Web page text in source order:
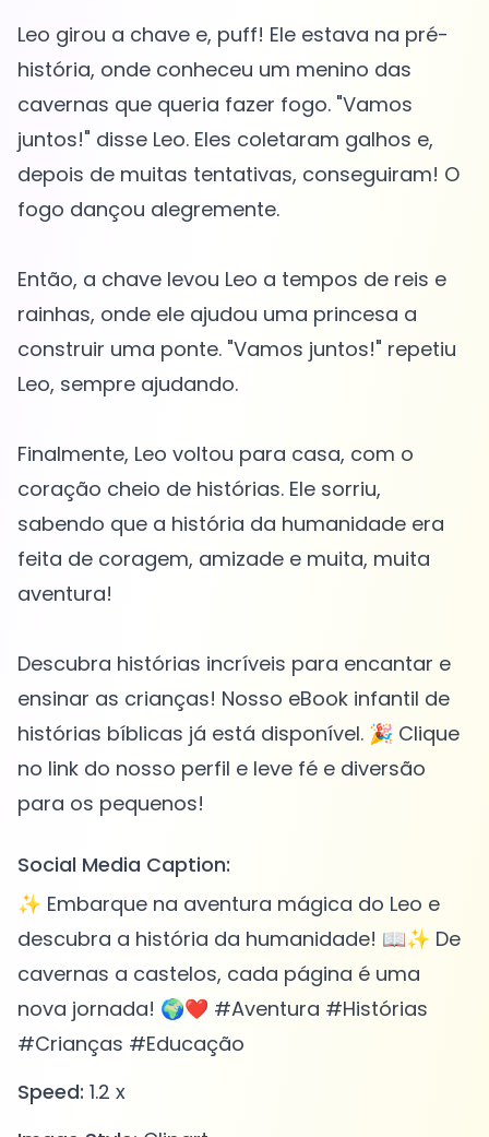
Leo girou a chave e, puff! Ele estava na pré-
história, onde conheceu um menino das
cavernas que queria fazer fogo. "Vamos
juntos!" disse Leo. Eles coletaram galhos e,
depois de muitas tentativas, conseguiram! O
fogo dançou alegremente.
Então, a chave levou Leo a tempos de reis e
rainhas, onde ele ajudou uma princesa a
construir uma ponte. "Vamos juntos!" repetiu
Leo, sempre ajudando.
Finalmente, Leo voltou para casa, com o
coração cheio de histórias. Ele sorriu,
sabendo que a história da humanidade era
feita de coragem, amizade e muita, muita
aventura!
Descubra histórias incríveis para encantar e
ensinar as crianças! Nosso eBook infantil de
histórias bíblicas já está disponível. 🎉 Clique
no link do nosso perfil e leve fé e diversão
Social Media Caption:
✨ Embarque na aventura mágica do Leo e
descubra a história da humanidade! 📖✨ De
cavernas a castelos, cada página é uma
nova jornada! 🌍❤️ #Aventura #Histórias
#Crianças #Educação
Speed: 1.2 x